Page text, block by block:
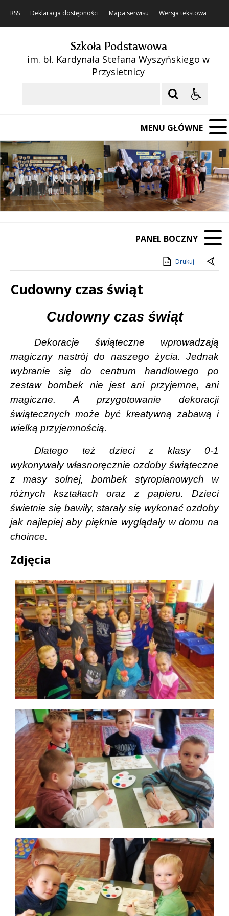
RSS Deklaracja dostępności Mapa serwisu Wersja tekstowa
Szkoła Podstawowa
im. bł. Kardynała Stefana Wyszyńskiego w
Przysietnicy
MENU GŁÓWNE
Poprzedni Element
Następny Element
❚❚
PANEL BOCZNY
Drukuj
Cudowny czas świąt
Cudowny czas świąt
Dekoracje świąteczne wprowadzają
magiczny nastrój do naszego życia. Jednak
wybranie się do centrum handlowego po
zestaw bombek nie jest ani przyjemne, ani
magiczne. A przygotowanie dekoracji
świątecznych może być kreatywną zabawą i
wielką przyjemnością.
Dlatego też dzieci z klasy 0-1
wykonywały własnoręcznie ozdoby świąteczne
z masy solnej, bombek styropianowych w
różnych kształtach oraz z papieru. Dzieci
świetnie się bawiły, starały się wykonać ozdoby
jak najlepiej aby pięknie wyglądały w domu na
choince.
Zdjęcia